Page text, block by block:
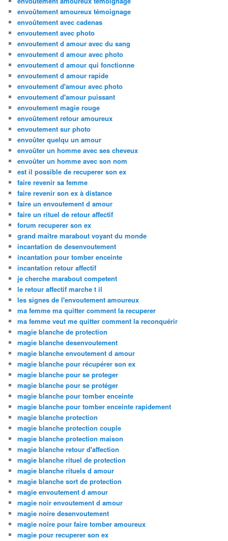
envoûtement amoureux témoignage
envoûtement avec cadenas
envoutement avec photo
envoutement d amour avec du sang
envoutement d amour avec photo
envoutement d amour qui fonctionne
envoutement d amour rapide
envoutement d'amour avec photo
envoutement d'amour puissant
envoutement magie rouge
envoûtement retour amoureux
envoutement sur photo
envoûter quelqu un amour
envoûter un homme avec ses cheveux
envoûter un homme avec son nom
est il possible de recuperer son ex
faire revenir sa femme
faire revenir son ex à distance
faire un envoutement d amour
faire un rituel de retour affectif
forum recuperer son ex
grand maitre marabout voyant du monde
incantation de desenvoutement
incantation pour tomber enceinte
incantation retour affectif
je cherche marabout competent
le retour affectif marche t il
les signes de l'envoutement amoureux
ma femme ma quitter comment la recuperer
ma femme veut me quitter comment la reconquérir
magie blanche de protection
magie blanche desenvoutement
magie blanche envoutement d amour
magie blanche pour récupérer son ex
magie blanche pour se proteger
magie blanche pour se protéger
magie blanche pour tomber enceinte
magie blanche pour tomber enceinte rapidement
magie blanche protection
magie blanche protection couple
magie blanche protection maison
magie blanche retour d'affection
magie blanche rituel de protection
magie blanche rituels d amour
magie blanche sort de protection
magie envoutement d amour
magie noir envoutement d amour
magie noire desenvoutement
magie noire pour faire tomber amoureux
magie pour recuperer son ex